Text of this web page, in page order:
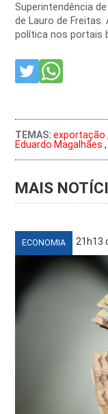
Superintendência
de Lauro de
política nos portais
TEMAS: exportação ,
Eduardo Magalhães
MAIS
ECONOMIA 21h13